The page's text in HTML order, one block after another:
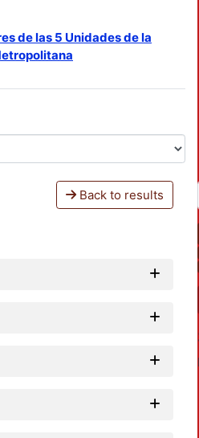
de las 5 Unidades de la
Back to results